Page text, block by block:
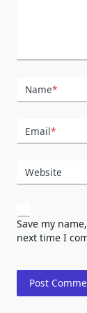
Name*
Email*
Website
Save my
next time I